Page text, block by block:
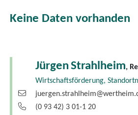
Keine Daten vorhanden
JürgenStrahlheim,
Wirtschaftsförderung,
(0 93 42) 3 01-1 20